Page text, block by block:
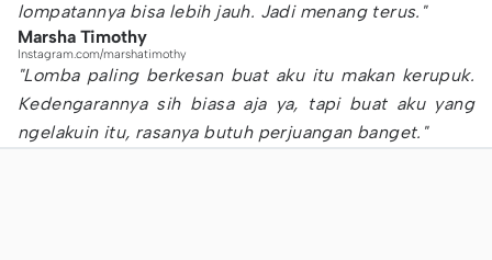
lompatannya bisa lebih jauh. Jadi menang terus."
Marsha Timothy
Instagram.com/marshatimothy
"Lomba paling berkesan buat aku itu makan kerupuk.
Kedengarannya sih biasa aja ya, tapi buat aku yang
ngelakuin itu, rasanya butuh perjuangan banget."